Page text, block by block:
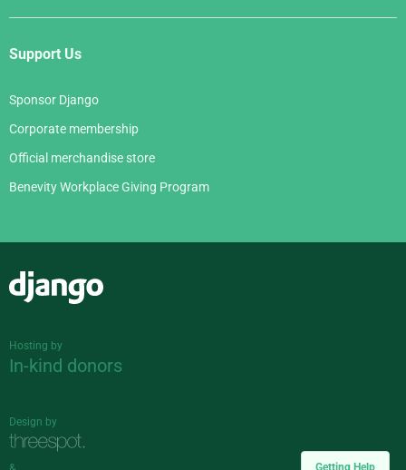
Getting Help
Support Us
Sponsor Django
Corporate membership
Official merchandise store
Benevity Workplace Giving Program
Hosting by
In-kind donors
Design by